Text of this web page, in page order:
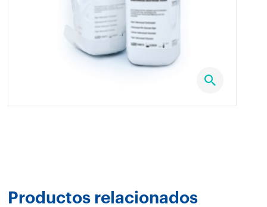
Productos relacionados